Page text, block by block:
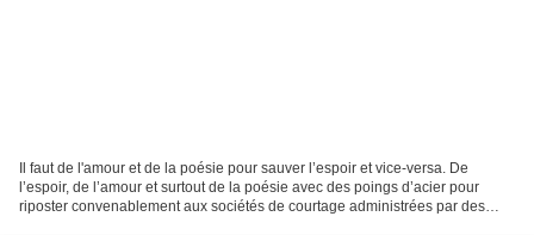
Il faut de l'amour et de la poésie pour sauver l’espoir et vice-versa. De
l’espoir, de l’amour et surtout de la poésie avec des poings d’acier pour
riposter convenablement aux sociétés de courtage administrées par des